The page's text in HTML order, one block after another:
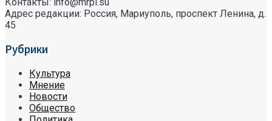
Адрес редакции: Россия, Мариуполь, проспект Ленина, д.
45
Рубрики
Культура
Мнение
Новости
Общество